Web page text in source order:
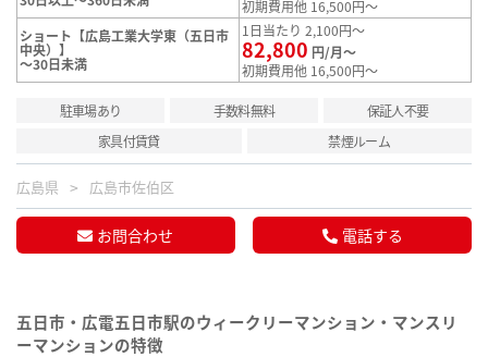
初期費用他 16,500円～
ショート【広島工業大学東（五日市
中央）】
～30日未満
1日当たり 2,100円～
82,800 円/月～
初期費用他 16,500円～
駐車場あり 手数料無料
保証人不要
家具付賃貸
禁煙ルーム
広島県 広島市佐伯区
お問合わせ 電話する
五日市・広電五日市駅のウィークリーマンション・マンスリ
ーマンションの特徴